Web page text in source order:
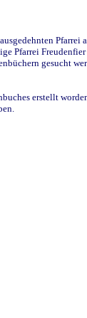
Pfarrei
Pfarrei
gesucht
erstellt